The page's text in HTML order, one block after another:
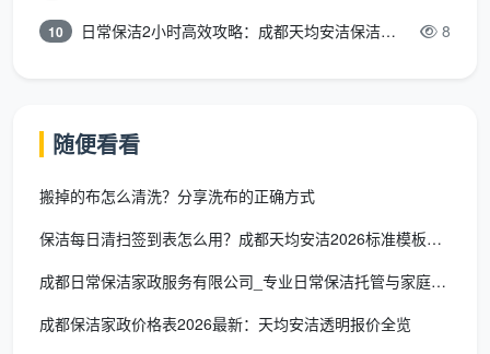
限
果
成都天均安洁内部规范：上述所有原始记录
业项目中，甲方可随时调取任意月份的所有记录
册，以确保工作的透明可溯。
10 日常保洁2小时高效攻略：成都天均安洁保洁专业时间管理方案 8
随便看看
搬掉的布怎么清洗？分享洗布的正确方式
保洁每日清扫签到表怎么用？成都天均安洁2026标准模板与填表
成都日常保洁家政服务有限公司_专业日常保洁托管与家庭企业保洁
成都保洁家政价格表2026最新：天均安洁透明报价全览